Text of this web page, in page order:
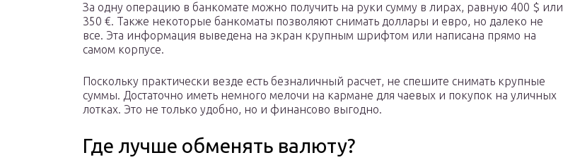
За одну операцию в банкомате можно получить на руки сумму в лирах, равную 400 $ или
350 €. Также некоторые банкоматы позволяют снимать доллары и евро, но далеко не
все. Эта информация выведена на экран крупным шрифтом или написана прямо на
самом корпусе.
Поскольку практически везде есть безналичный расчет, не спешите снимать крупные
суммы. Достаточно иметь немного мелочи на кармане для чаевых и покупок на уличных
лотках. Это не только удобно, но и финансово выгодно.
Где лучше обменять валюту?